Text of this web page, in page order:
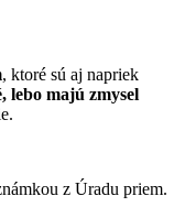
, ktoré sú aj napriek
lebo majú zmysel
z Úradu priem.